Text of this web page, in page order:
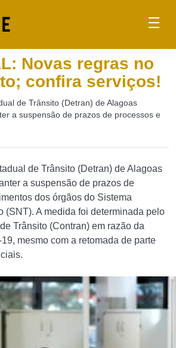
Novas regras no
confira serviços!
de Trânsito (Detran) de Alagoas
a suspensão de prazos de processos e
de Trânsito (Detran) de Alagoas
a suspensão de prazos de
dos órgãos do Sistema
(SNT). A medida foi determinada pelo
Trânsito (Contran) em razão da
mesmo com a retomada de parte